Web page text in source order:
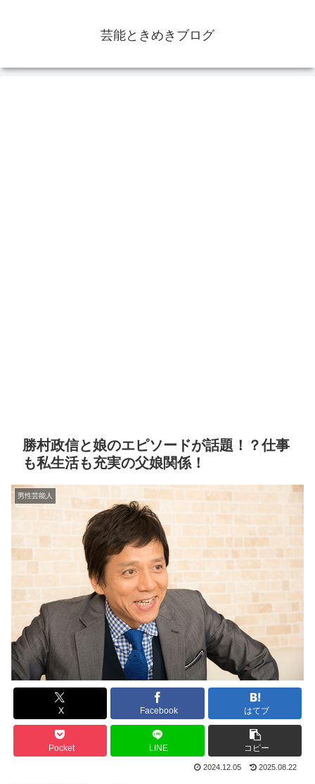
芸能ときめきブログ
勝村政信と娘のエピソードが話題！？仕事
も私生活も充実の父娘関係！
男性芸能人
X Facebook はてブ
Pocket LINE コピー
2024.12.05 2025.08.22